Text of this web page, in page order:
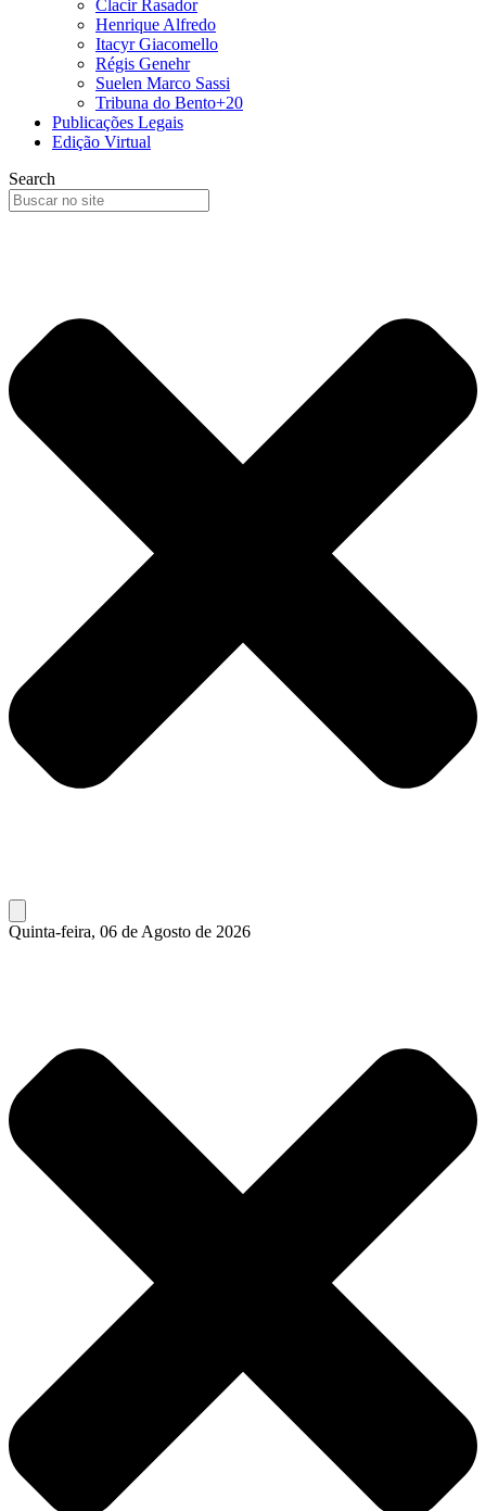
Clacir Rasador
Henrique Alfredo
Itacyr Giacomello
Régis Genehr
Suelen Marco Sassi
Tribuna do Bento+20
Publicações Legais
Edição Virtual
Search
Quinta-feira, 06 de Agosto de 2026